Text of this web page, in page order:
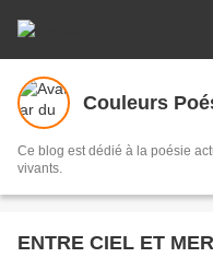
Couleurs
Ce blog est dédié à la poésie
vivants.
ENTRE CIEL ET